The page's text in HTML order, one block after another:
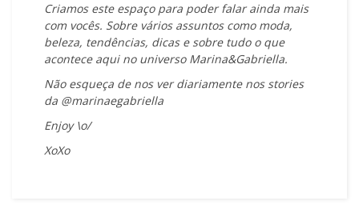
Criamos este espaço para poder falar ainda mais
com vocês. Sobre vários assuntos como moda,
beleza, tendências, dicas e sobre tudo o que
acontece aqui no universo Marina&Gabriella.
Não esqueça de nos ver diariamente nos stories
da @marinaegabriella
Enjoy \o/
XoXo